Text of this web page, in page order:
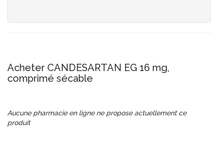
Acheter CANDESARTAN EG 16 mg,
comprimé sécable
Aucune pharmacie en ligne ne propose actuellement ce
produit